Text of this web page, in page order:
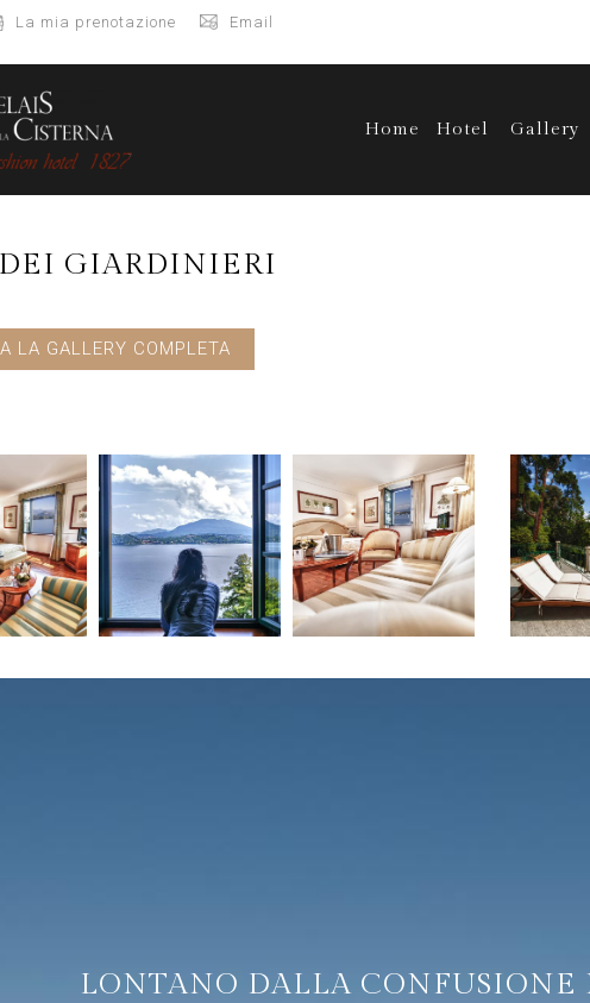
La mia prenotazione Email
Home Hotel Gallery
DEI GIARDINIERI
LA GALLERY COMPLETA
LONTANO DALLA